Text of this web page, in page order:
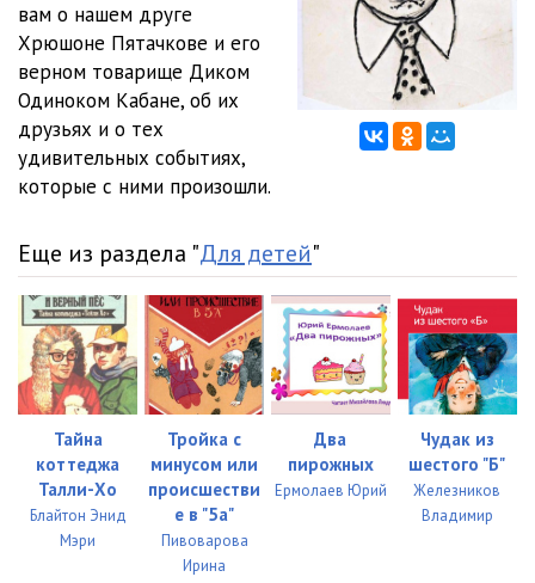
вам о нашем друге
Хрюшоне Пятачкове и его
верном товарище Диком
Одиноком Кабане, об их
друзьях и о тех
удивительных событиях,
которые с ними произошли.
Еще из раздела "Для детей"
Тайна
коттеджа
Талли-Хо
Блайтон Энид
Мэри
Тройка с
минусом или
происшестви
е в "5а"
Пивоварова
Ирина
Два
пирожных
Ермолаев Юрий
Чудак из
шестого "Б"
Железников
Владимир